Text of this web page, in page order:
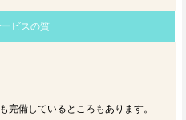
ビスの質
完備しているところもあります。